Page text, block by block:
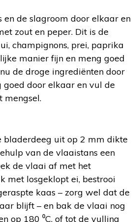
en de slagroom door elkaar en
zout en peper. Dit is de
champignons, prei, paprika
manier fijn en meng goed
de droge ingrediënten door
goed door elkaar en vul de
mengsel.
bladerdeeg uit op 2 mm dikte
van de vlaaistans een
de vlaai af met het
met losgeklopt ei, bestrooi
kaas – zorg wel dat de
blijft – en bak de vlaai nog
op 180 ⁰C, of tot de vulling